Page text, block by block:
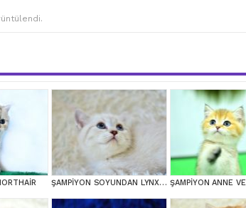
ŞAMPİYON SOYUNDAN LYNX BRİTİSH SHORTHAİR